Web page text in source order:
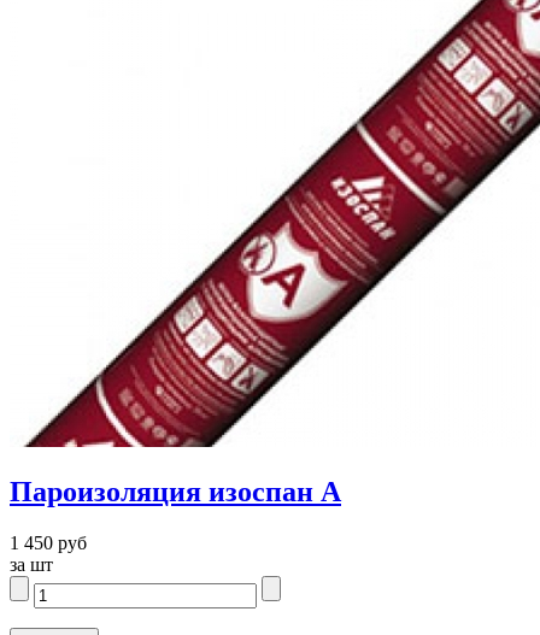
Пароизоляция изоспан А
1 450 руб
за шт